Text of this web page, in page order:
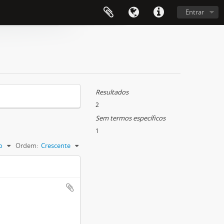
Entrar
Ordem: Crescente
Resultados
2
Sem termos específicos
1